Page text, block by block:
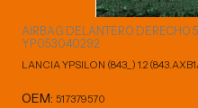
AIRBAG DELANTERO DERECHO
YP053040292
LANCIA YPSILON (843_) 1.2
OEM: 517379570